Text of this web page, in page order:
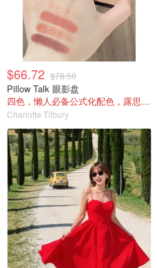
$66.72 $78.50
Pillow Talk 眼影盘
四色，懒人必备公式化配色，露思超爱！
Charlotte Tilbury